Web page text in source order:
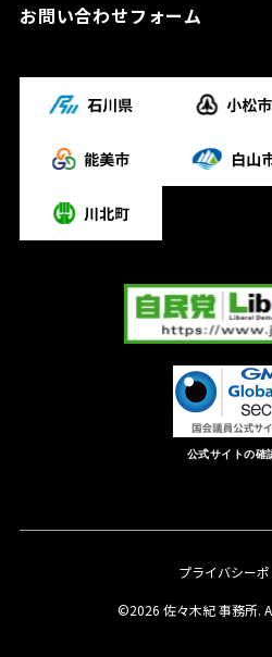
お問い合わせフォーム
公式サイトの確
プライバシー
©2026 佐々木紀 事務所.